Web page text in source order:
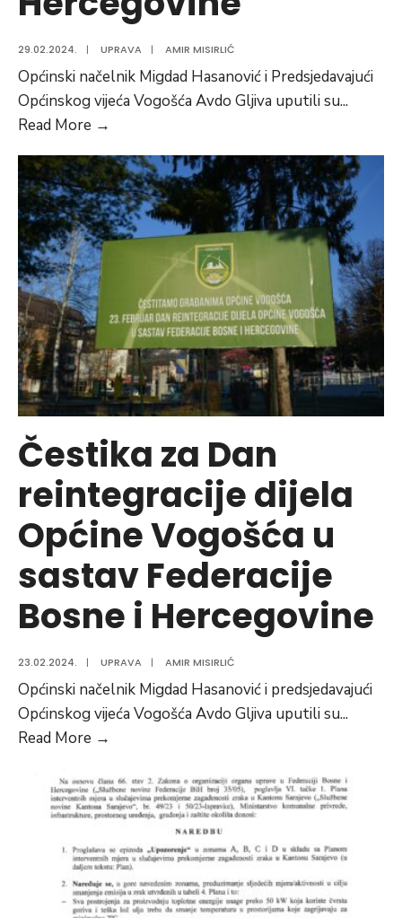
29.02.2024. | UPRAVA | AMIR MISIRLIĆ
Općinski načelnik Migdad Hasanović i Predsjedavajući
Općinskog vijeća Vogošća Avdo Gljiva uputili su...
Read More →
Dan
nezavisnosti
Bosne
i
Hercegovine
Čestika za Dan
reintegracije dijela
Općine Vogošća u
sastav Federacije
Bosne i Hercegovine
23.02.2024. | UPRAVA | AMIR MISIRLIĆ
Općinski načelnik Migdad Hasanović i predsjedavajući
Općinskog vijeća Vogošća Avdo Gljiva uputili su...
Read More →
Dan
reintegracije
Općine
Vogošća
u